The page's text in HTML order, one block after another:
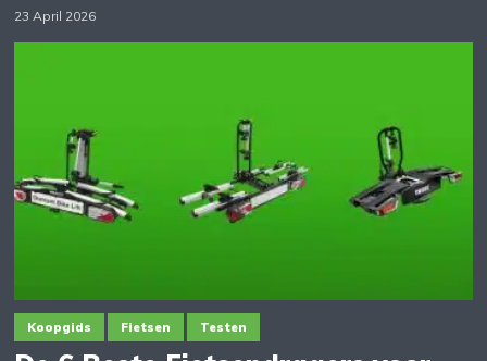
23 April 2026
Koopgids Fietsen Testen